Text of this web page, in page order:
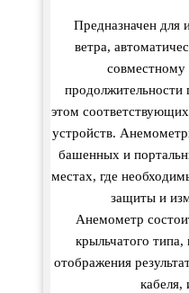
Предназначен для
ветра,
совместному
продолжительности
этом
устройств.
башенных и
местах, где
защиты и
Анемометр
крыльчатого
отображения
кабеля,